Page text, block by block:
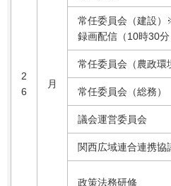
2
6
月
常任委員会（建設）
録画配信（10時30分
常任委員会（農政環
常任委員会（総務）
議会運営委員会
関西広域連合連携協
政策法務研修